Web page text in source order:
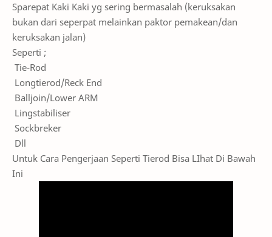
Sparepat Kaki Kaki yg sering bermasalah (keruksakan
bukan dari seperpat melainkan paktor pemakean/dan
keruksakan jalan)
Seperti ;
Tie-Rod
Longtierod/Reck End
Balljoin/Lower ARM
Lingstabiliser
Sockbreker
Dll
Untuk Cara Pengerjaan Seperti Tierod Bisa LIhat Di Bawah
Ini